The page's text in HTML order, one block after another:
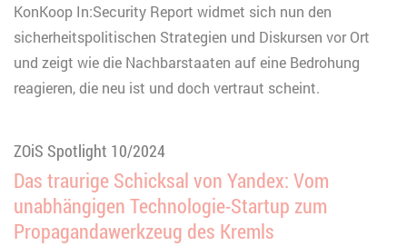
KonKoop In:Security Report widmet sich nun den
sicherheitspolitischen Strategien und Diskursen vor Ort
und zeigt wie die Nachbarstaaten auf eine Bedrohung
reagieren, die neu ist und doch vertraut scheint.
ZOiS Spotlight 10/2024
Das traurige Schicksal von Yandex: Vom
unabhängigen Technologie-Startup zum
Propagandawerkzeug des Kremls